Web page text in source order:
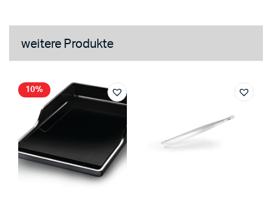
weitere Produkte
10%